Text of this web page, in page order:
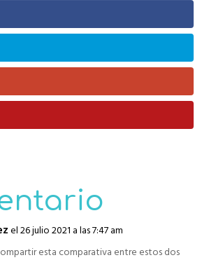
el 26 julio 2021 a las 7:47 am
esta comparativa entre estos dos